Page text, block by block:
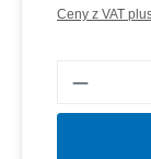
Ceny z VAT